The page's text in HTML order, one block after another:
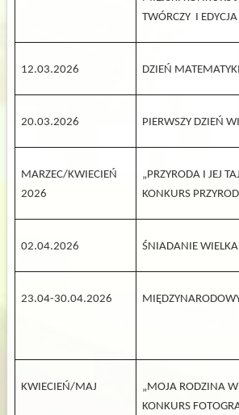
TWÓRCZY I EDYCJA
12.03.2026 DZIEŃ MATEMATYKI
20.03.2026 PIERWSZY DZIEŃ
MARZEC/KWIECIEŃ
2026
„PRZYRODA I JEJ
KONKURS
02.04.2026 ŚNIADANIE
23.04-30.04.2026
KWIECIEŃ/MAJ
„MOJA RODZINA
KONKURS